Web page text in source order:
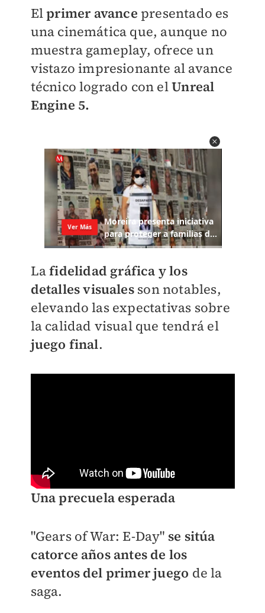
Elprimer avance presentado es
una cinemática que, aunque no
muestra gameplay, ofrece un
vistazo impresionante al avance
técnico logrado con elUnreal
Engine 5.
Lafidelidad gráfica y los
detalles visualesson notables,
elevando las expectativas sobre
la calidad visual que tendrá el
juego final.
Una precuela esperada
"Gears of War: E-Day" se sitúa
catorce años antes de los
eventos del primer juego de la
saga.